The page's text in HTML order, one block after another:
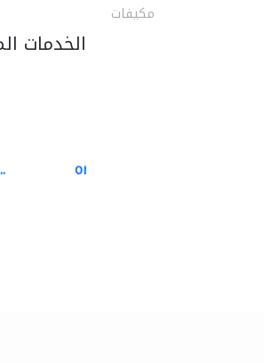
الخدمات
oriental pest control..
مكيفات